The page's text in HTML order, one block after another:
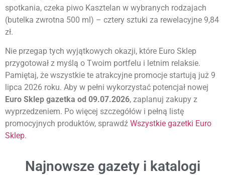
spotkania, czeka piwo Kasztelan w wybranych rodzajach
(butelka zwrotna 500 ml) – cztery sztuki za rewelacyjne 9,84
zł.
Nie przegap tych wyjątkowych okazji, które Euro Sklep
przygotował z myślą o Twoim portfelu i letnim relaksie.
Pamiętaj, że wszystkie te atrakcyjne promocje startują już 9
lipca 2026 roku. Aby w pełni wykorzystać potencjał nowej
Euro Sklep gazetka od 09.07.2026, zaplanuj zakupy z
wyprzedzeniem. Po więcej szczegółów i pełną listę
promocyjnych produktów, sprawdź Wszystkie gazetki Euro
Sklep.
Najnowsze gazety i katalogi